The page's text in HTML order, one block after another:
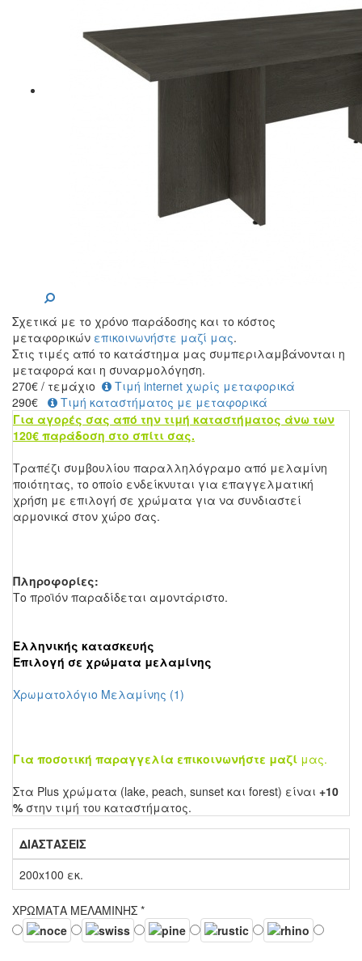
Σχετικά με το χρόνο παράδοσης και το κόστος
μεταφορικών επικοινωνήστε μαζί μας.
Στις τιμές από το κατάστημα μας συμπεριλαμβάνονται η
μεταφορά και η συναρμολόγηση.
270€ / τεμάχιο
Τιμή internet χωρίς μεταφορικά
290€
Τιμή καταστήματος με μεταφορικά
Για αγορές σας από την τιμή καταστήματος άνω των
120€ παράδοση στο σπίτι σας.
Τραπέζι συμβουλίου παραλληλόγραμο από μελαμίνη
ποιότητας, το οποίο ενδείκνυται για επαγγελματική
χρήση με επιλογή σε χρώματα για να συνδιαστεί
αρμονικά στον χώρο σας.
Πληροφορίες:
Το προϊόν παραδίδεται αμοντάριστο.
Ελληνικής κατασκευής
Επιλογή σε χρώματα μελαμίνης
Χρωματολόγιο Μελαμίνης (1)
Για ποσοτική παραγγελία επικοινωνήστε μαζί μας.
Στα Plus χρώματα (lake, peach, sunset και forest) είναι +10
% στην τιμή του καταστήματος.
ΔΙΑΣΤΑΣΕΙΣ
200x100 εκ.
ΧΡΩΜΑΤΑ ΜΕΛΑΜΙΝΗΣ *